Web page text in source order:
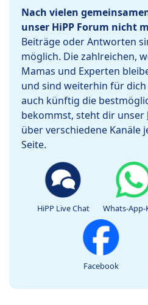
Nach vielen
unser HiPP Forum nicht
Beiträge oder Antworten
möglich. Die zahlreichen,
Mamas und Experten
und sind weiterhin für
auch künftig die
bekommst, steht dir unser
über verschiedene Kanäle
Seite.
HiPP Live Chat Whats-App-
Facebook